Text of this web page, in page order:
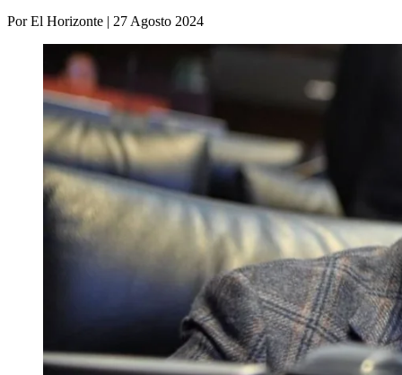
Por El Horizonte | 27 Agosto 2024